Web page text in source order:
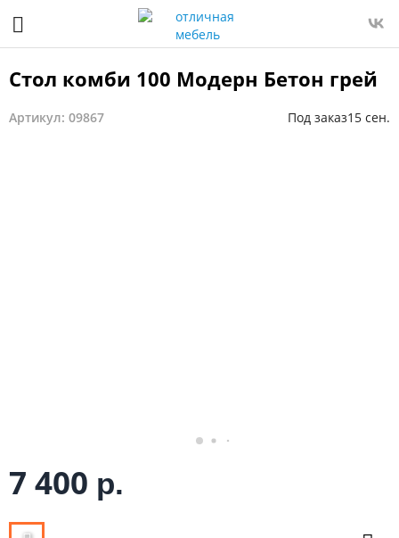
Стол комби 100 Модерн Бетон грей
Артикул: 09867 Под заказ15 сен.
7 400 р.